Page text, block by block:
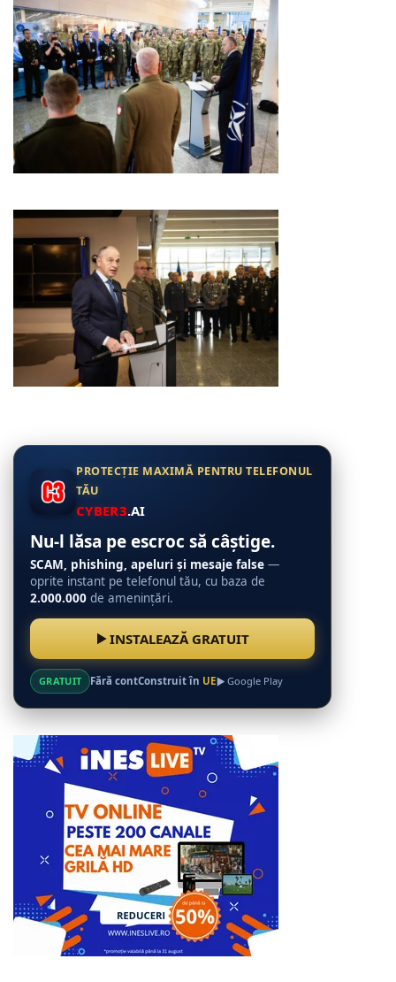
PROTECȚIE MAXIMĂ PENTRU TELEFONUL
TĂU
CYBER3.AI
Nu-l lăsa pe escroc să câștige.
SCAM, phishing, apeluri și mesaje false —
oprite instant pe telefonul tău, cu baza de
2.000.000 de amenințări.
INSTALEAZĂ GRATUIT
GRATUIT Fără contConstruit în UE Google Play